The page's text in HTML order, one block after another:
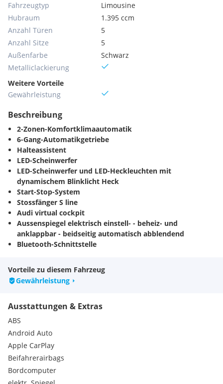
Fahrzeugtyp
Limousine
Hubraum
1.395 ccm
Anzahl Türen
5
Anzahl Sitze
5
Außenfarbe
Schwarz
Metallic­lackierung
Weitere Vorteile
Gewährleistung
Beschreibung
2-Zonen-Komfortklimaautomatik
6-Gang-Automatikgetriebe
Halteassistent
LED-Scheinwerfer
LED-Scheinwerfer und LED-Heckleuchten mit
dynamischem Blinklicht Heck
Start-Stop-System
Stossfänger S line
Audi virtual cockpit
Aussenspiegel elektrisch einstell- - beheiz- und
anklappbar - beidseitig automatisch abblendend
Bluetooth-Schnittstelle
Müdigkeitserkennung
Smartphone-Interface
Stoff Puls/Kunstleder mono.pur 550-Kombination mit S-
Abwahl Rückfahrkamera
Airbags vorn - Beifahrerairbag deaktivierbar
Audi AG
Audi AG - Ingolstadt
Audi connect Navigation & Infotainment plus
Audi connect Notruf & Service mit Audi connect Remote &
Control
Audi pre sense front
Vorteile zu diesem Fahrzeug
Gewährleistung
Ausstattungen & Extras
ABS
Android Auto
Apple CarPlay
Beifahrerairbags
Bordcomputer